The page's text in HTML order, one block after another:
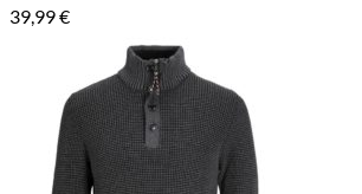
39,99€